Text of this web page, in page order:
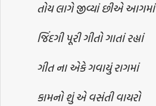
તોય લાગે જીવ્યાં છીએ આગમાં
જિંદગી પૂરી ગીતો ગાતાં રહ્યાં
ગીત ના એકે ગવાયું રાગમાં
કામનો શું એ વસંતી વાયરો